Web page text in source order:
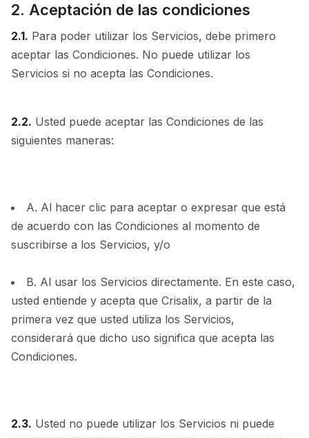
2. Aceptación de las condiciones
2.1. Para poder utilizar los Servicios, debe primero
aceptar las Condiciones. No puede utilizar los
Servicios si no acepta las Condiciones.
2.2. Usted puede aceptar las Condiciones de las
siguientes maneras:
A. Al hacer clic para aceptar o expresar que está
de acuerdo con las Condiciones al momento de
suscribirse a los Servicios, y/o
B. Al usar los Servicios directamente. En este caso,
usted entiende y acepta que Crisalix, a partir de la
primera vez que usted utiliza los Servicios,
considerará que dicho uso significa que acepta las
Condiciones.
2.3. Usted no puede utilizar los Servicios ni puede